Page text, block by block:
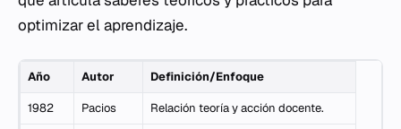
optimizar el aprendizaje.
Año Autor Definición/Enfoque
1982 Pacios Relación teoría y acción docente.